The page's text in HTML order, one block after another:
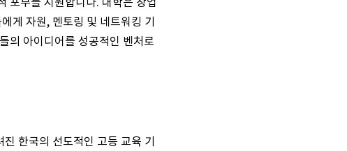
포부를 지원합니다. 대학은 창업
게 자원, 멘토링 및 네트워킹 기
의 아이디어를 성공적인 벤처로
한국의 선도적인 고등 교육 기